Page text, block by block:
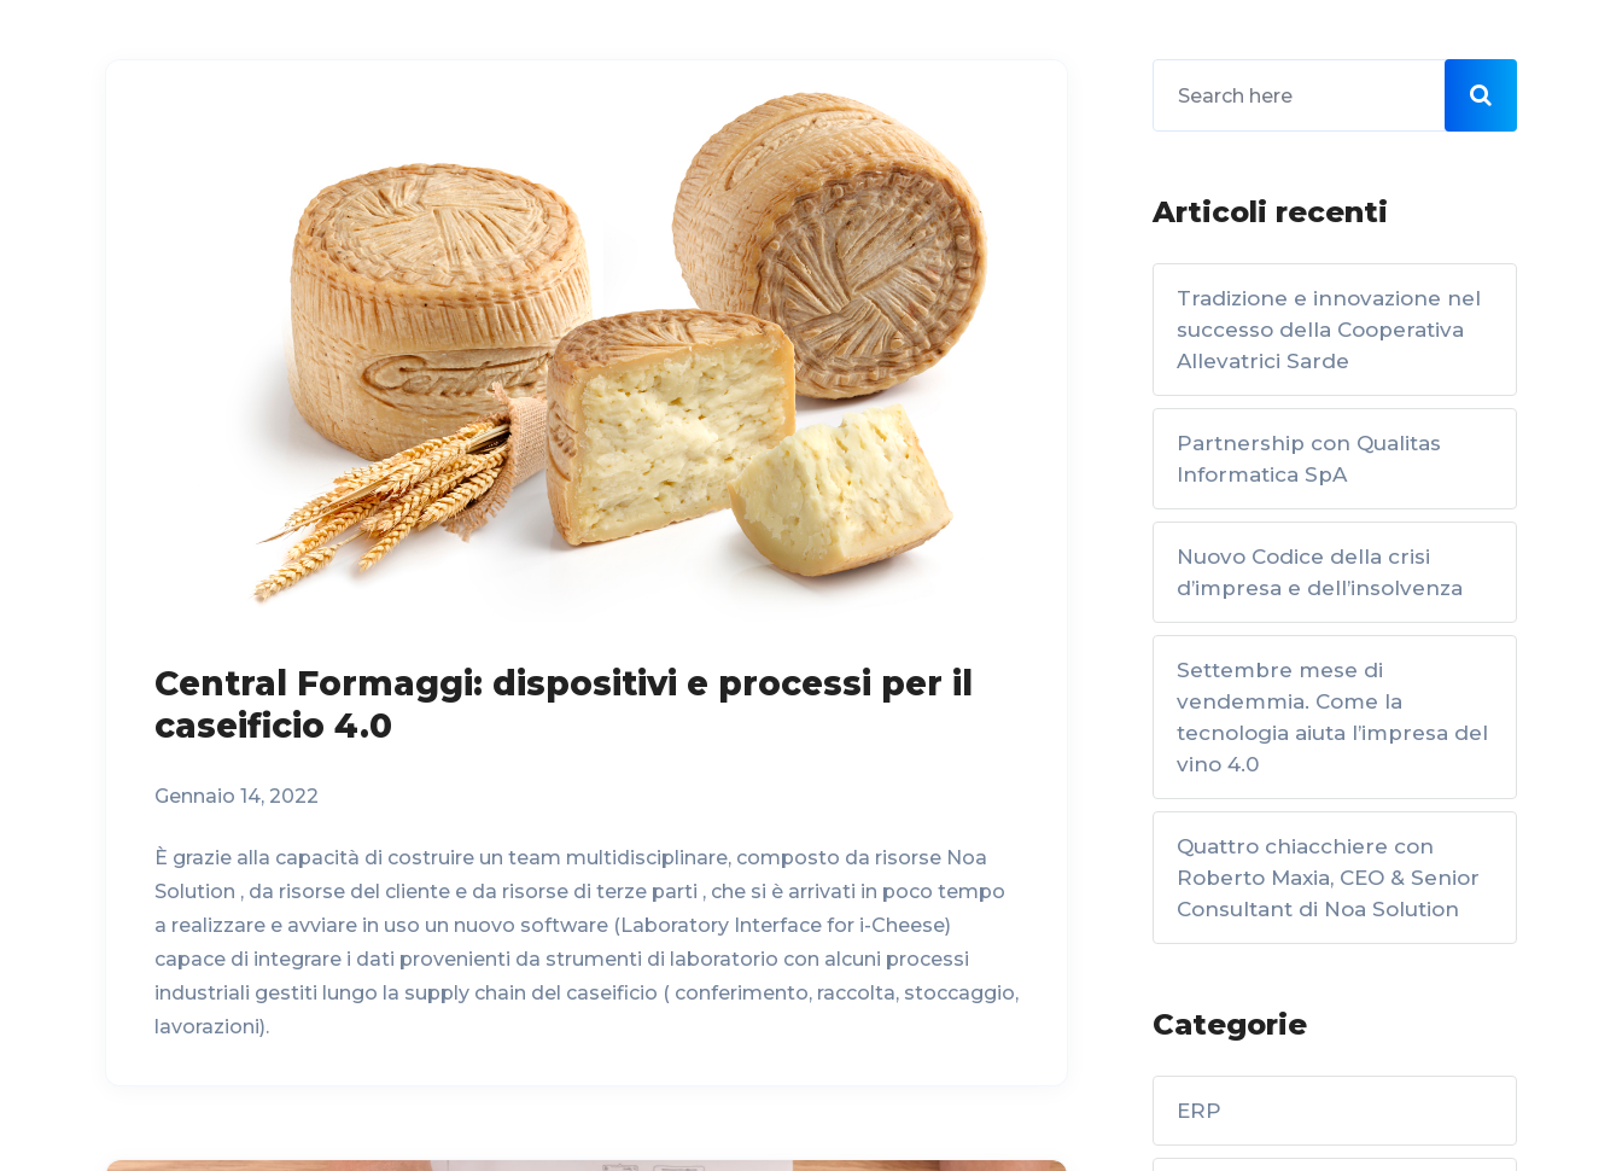
Central Formaggi: dispositivi e processi per il
caseificio 4.0
Gennaio 14, 2022
È grazie alla capacità di costruire un team multidisciplinare, composto da risorse Noa
Solution , da risorse del cliente e da risorse di terze parti , che si è arrivati in poco tempo
a realizzare e avviare in uso un nuovo software (Laboratory Interface for i-Cheese)
capace di integrare i dati provenienti da strumenti di laboratorio con alcuni processi
industriali gestiti lungo la supply chain del caseificio ( conferimento, raccolta, stoccaggio,
lavorazioni).
Articoli recenti
Tradizione e innovazione nel
successo della Cooperativa
Allevatrici Sarde
Partnership con Qualitas
Informatica SpA
Nuovo Codice della crisi
d’impresa e dell’insolvenza
Settembre mese di
vendemmia. Come la
tecnologia aiuta l’impresa del
vino 4.0
Quattro chiacchiere con
Roberto Maxia, CEO & Senior
Consultant di Noa Solution
Categorie
ERP